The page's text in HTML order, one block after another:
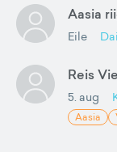
Aasia
Eile
Reis
5. aug
Aasia